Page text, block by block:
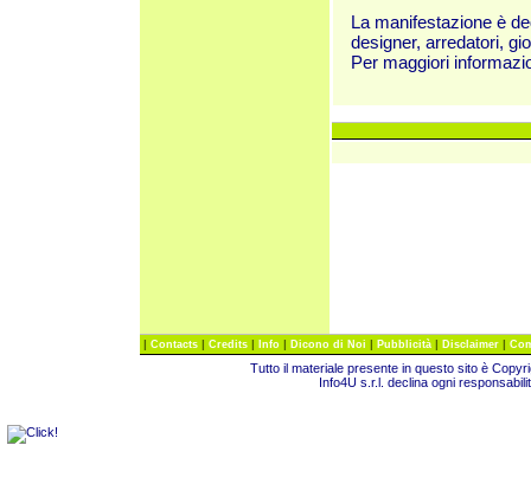
La manifestazione è
designer, arredatori,
Per maggiori
| Contacts | Credits | Info | Dicono di Noi | Pubblicità | Disclaimer |
Tutto il materiale presente in questo sito è
Info4U s.r.l. declina ogni